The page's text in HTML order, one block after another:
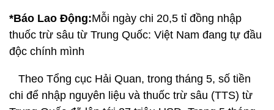
*Báo Lao Động:Mỗi ngày chi 20,5 tỉ đồng nhập
thuốc trừ sâu từ Trung Quốc: Việt Nam đang tự đầu
độc chính mình
Theo Tổng cục Hải Quan, trong tháng 5, số tiền
chi để nhập nguyên liệu và thuốc trừ sâu (TTS) từ